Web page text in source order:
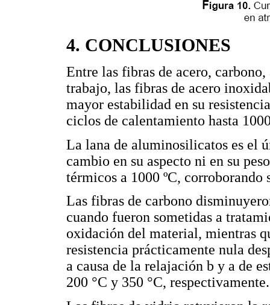
4. CONCLUSIONES
Entre las fibras de acero,
trabajo, las fibras de acero
mayor estabilidad en su
ciclos de calentamiento hasta
La lana de aluminosilicatos es el
cambio en su aspecto ni en su
térmicos a 1000 ºC, corroborando
Las fibras de carbono
cuando fueron sometidas a
oxidación del material, mientras
resistencia prácticamente nula
a causa de la relajación b y a de
200 °C y 350 °C, respectivamente.